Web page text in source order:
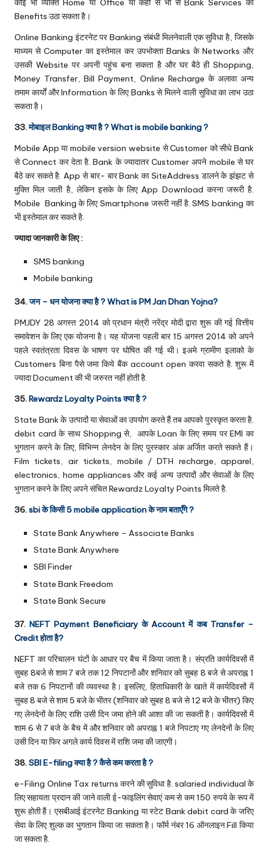
कोई भी व्यक्ति Home या Office या कहीं से भी से Bank Services का
Benefits उठा सकता है।
Online Banking इंटरनेट पर Banking संबंधी मिलनेवाली एक सुविधा है, जिसके
माध्यम से Computer का इस्तेमाल कर उपभोक्ता Banks के Networks और
उसकी Website पर अपनी पहुंच बना सकता है और घर बैठे ही Shopping,
Money Transfer,Bill Payment, Online Recharge के अलावा अन्य
तमाम कार्यों और Information के लिए Banks से मिलने वाली सुविधा का लाभ उठा
सकता है।
33.मोबाइल Banking क्या है ? What is mobile banking ?
Mobile App या mobile version website से Customer को सीधे Bank
से Connect कर देता है. Bank के ज्यादातर Customer अपने mobile से घर
बैठे कर सकते है. App से बार- बार Bank का SiteAddress डालने के झंझट से
मुक्ति मिल जाती है, लेकिन इसके के लिए App Download करना जरूरी है.
Mobile Banking के लिए Smartphone जरूरी नहीं है.SMS banking का
भी इस्तेमाल कर सकते है.
ज्यादा जानकारी के लिए :
SMS banking
Mobile banking
34.जन – धन योजना क्या है ? What is PM Jan Dhan Yojna?
PMJDY 28 अगस्त 2014 को प्रधान मंत्री नरेंद्र मोदी द्वारा शुरू की गई वित्तीय
समावेशन के लिए एक योजना है। यह योजना पहली बार 15 अगस्त 2014 को अपने
पहले स्वतंत्रता दिवस के भाषण पर घोषित की गई थी। इअमे ग्रामीण इलाको के
Customers बिना पैसे जमा किये बैंक account open करवा सकते है. शुरू में
ज्यादा Document की भी जरुरत नहीं होती है.
35.Rewardz Loyalty Points क्या है ?
State Bank के उत्पादों या सेवाओं का उपयोग करते हैं तब आपको पुरस्कृत करता है.
debit card के साथ Shopping से, आपके Loan के लिए समय पर EMI का
भुगतान करने के लिए, विभिन्न लेनदेन के लिए पुरस्कार अंक अर्जित करते सकते हैं।
Film tickets, air tickets, mobile / DTH recharge, apparel,
electronics, home appliances और कई अन्य उत्पादों और सेवाओं के लिए
भुगतान करने के लिए अपने संचित Rewardz Loyalty Points मिलते है.
36.sbi के किसी 5 mobile application के नाम बताएँगे ?
State Bank Anywhere – Associate Banks
State Bank Anywhere
SBI Finder
State Bank Freedom
State Bank Secure
37.NEFT Payment Beneficiary के Account में कब Transfer –
Credit होता है?
NEFT का परिचालन घंटों के आधार पर बैच में किया जाता है। संप्रति कार्यदिवसों में
सुबह 8बजे से शाम 7 बजे तक 12 निपटानों और शनिवार को सुबह 8 बजे से अपराह्न 1
बजे तक 6 निपटानों की व्यवस्था है। इसलिए, हिताधिकारी के खाते में कार्यदिवसों में
सुबह 8 बजे से शाम 5 बजे के भीतर (शनिवार को सुबह 8 बजे से 12 बजे के भीतर) किए
गए लेनदेनों के लिए राशि उसी दिन जमा होने की आशा की जा सकती है। कार्यदिवसों में
शाम 6 से 7 बजे के बैच में और शनिवार को अपराह्न 1 बजे निपटाए गए लेनदेनों के लिए
उसी दिन या फिर अगले कार्य दिवस में राशि जमा की जाएगी।
38.SBI E-filing क्या है ? कैसे कम करता है ?
e-Filing Online Tax returns करने की सुविधा है. salaried individual के
लिए सहायता प्रदान की जाने वाली ई-फाइलिंग सेवाएं कम से कम 150 रुपये के रूप में
शुरू होती हैं। एसबीआई इंटरनेट Banking या स्टेट Bank debit card के जरिए
सेवा के लिए शुल्क का भुगतान किया जा सकता है। फॉर्म नंबर 16 ऑनलाइन Fill किया
जा सकता है.